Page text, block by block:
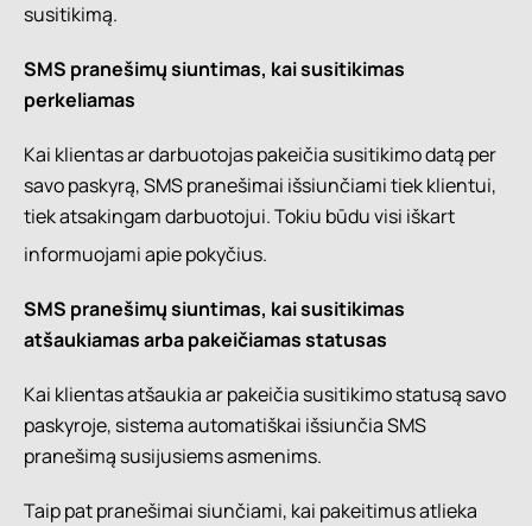
susitikimą.
SMS pranešimų siuntimas, kai susitikimas
perkeliamas
Kai klientas ar darbuotojas pakeičia susitikimo datą per
savo paskyrą, SMS pranešimai išsiunčiami tiek klientui,
tiek atsakingam darbuotojui. Tokiu būdu visi iškart
informuojami apie pokyčius.
SMS pranešimų siuntimas, kai susitikimas
atšaukiamas arba pakeičiamas statusas
Kai klientas atšaukia ar pakeičia susitikimo statusą savo
paskyroje, sistema automatiškai išsiunčia SMS
pranešimą susijusiems asmenims.
Taip pat pranešimai siunčiami, kai pakeitimus atlieka